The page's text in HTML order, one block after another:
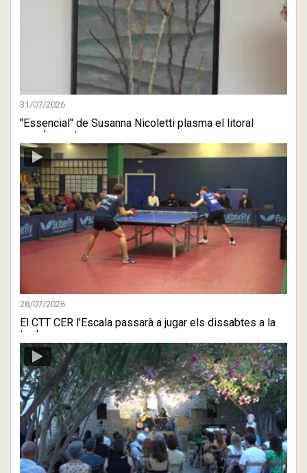
31/07/2026
"Essencial" de Susanna Nicoletti plasma el litoral
escalenc a t ...
28/07/2026
El CTT CER l'Escala passarà a jugar els dissabtes a la
tarda